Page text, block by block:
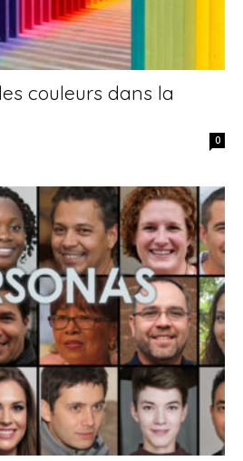
couleurs dans la
0